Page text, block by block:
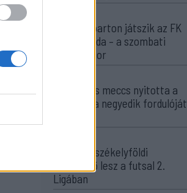
A tengerparton játszik az FK
Csíkszereda – a szombati
sportműsor
Látványos meccs nyitotta a
Szuperliga negyedik fordulóját
Egyetlen székelyföldi
résztvevő lesz a futsal 2.
Ligában